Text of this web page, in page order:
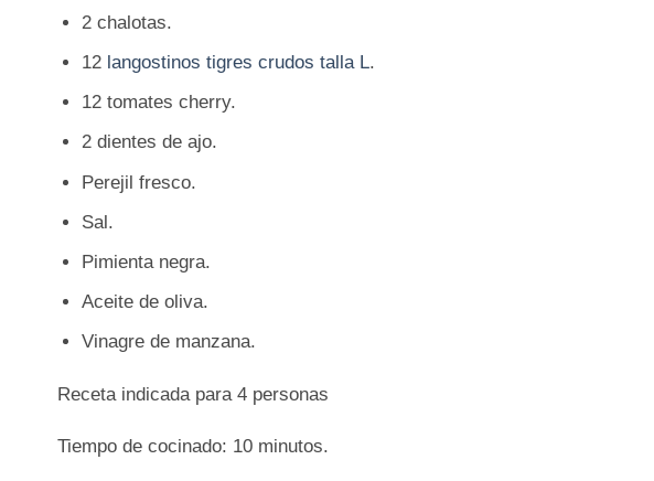
2 chalotas.
12 langostinos tigres crudos talla L.
12 tomates cherry.
2 dientes de ajo.
Perejil fresco.
Sal.
Pimienta negra.
Aceite de oliva.
Vinagre de manzana.
Receta indicada para 4 personas
Tiempo de cocinado: 10 minutos.